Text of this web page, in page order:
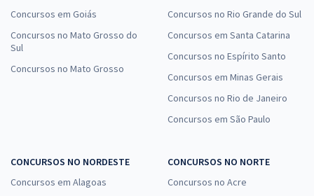
Concursos em Goiás
Concursos no Mato Grosso do
Sul
Concursos no Mato Grosso
Concursos no Rio Grande do Sul
Concursos em Santa Catarina
Concursos no Espírito Santo
Concursos em Minas Gerais
Concursos no Rio de Janeiro
Concursos em São Paulo
CONCURSOS NO NORDESTE
Concursos em Alagoas
CONCURSOS NO NORTE
Concursos no Acre